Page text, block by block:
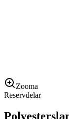
Zooma
Reservdelar